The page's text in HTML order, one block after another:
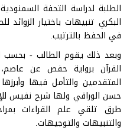
الطلبة لدراسة التحفة
البكري تنبيهات باختيار
في الحفظ بالترتيب.
وبعد ذلك يقوم الطالب - بحسب
القرآن برواية حفص عن
المتقدمين والتأمل فيها
حسن الوراقي ولها شرح نفيس
طرق تلقي علم القراءات
والتنبيهات والتوجيهات.